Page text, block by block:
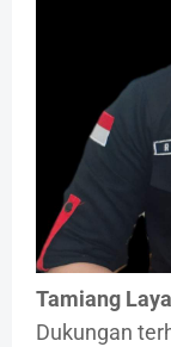
Tamiang
Dukungan